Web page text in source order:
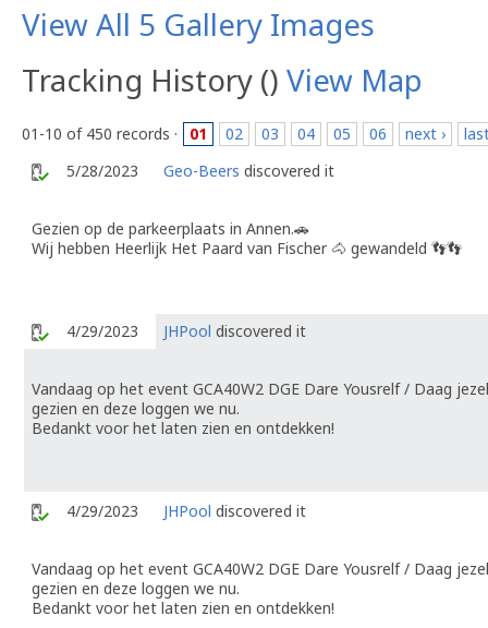
View All 5 Gallery Images
Tracking History () View Map
01-10 of 450 records · 01 02 03 04 05 06 next ›
5/28/2023
Geo-Beers discovered it
Gezien op de parkeerplaats in Annen.🚗
Wij hebben Heerlijk Het Paard van Fischer 🐴 gewandeld 👣👣
4/29/2023 JHPool discovered it
Vandaag op het event GCA40W2 DGE Dare Yousrelf / Daag
gezien en deze loggen we nu.
Bedankt voor het laten zien en ontdekken!
4/29/2023 JHPool discovered it
Vandaag op het event GCA40W2 DGE Dare Yousrelf / Daag
gezien en deze loggen we nu.
Bedankt voor het laten zien en ontdekken!